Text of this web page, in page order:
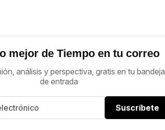
mejor de Tiempo en tu correo
análisis y perspectiva, gratis en tu bandeja
de entrada
Suscríbete